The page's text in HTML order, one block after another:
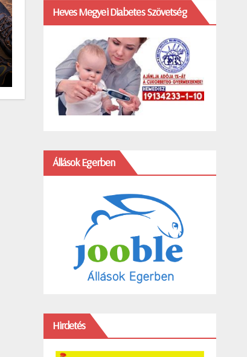
Heves Megyei Diabetes Szövetség
Állások Egerben
Hirdetés